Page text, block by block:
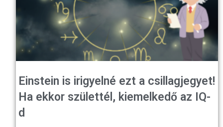
Einstein is irigyelné ezt a csillagjegyet!
Ha ekkor születtél, kiemelkedő az IQ-
d